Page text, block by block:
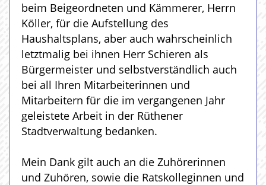
beim Beigeordneten und Kämmerer, Herrn
Köller, für die Aufstellung des
Haushaltsplans, aber auch wahrscheinlich
letztmalig bei ihnen Herr Schieren als
Bürgermeister und selbstverständlich auch
bei all Ihren Mitarbeiterinnen und
Mitarbeitern für die im vergangenen Jahr
geleistete Arbeit in der Rüthener
Stadtverwaltung bedanken.
Mein Dank gilt auch an die Zuhörerinnen
und Zuhören, sowie die Ratskolleginnen und